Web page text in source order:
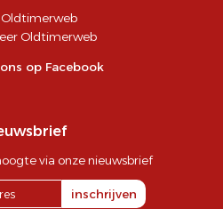
Oldtimerweb
Oldtimerweb
op Facebook
via onze nieuwsbrief
inschrijven